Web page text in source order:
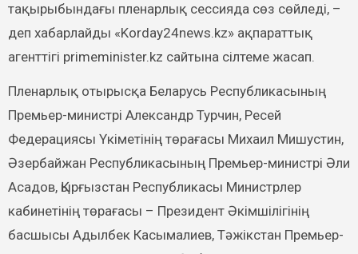
тақырыбындағы пленарлық сессияда сөз сөйледі, –
деп хабарлайды «Korday24news.kz» ақпараттық
агенттігі primeminister.kz сайтына сілтеме жасап.
Пленарлық отырысқа Беларусь Республикасының
Премьер-министрі Александр Турчин, Ресей
Федерациясы Үкіметінің төрағасы Михаил Мишустин,
Әзербайжан Республикасының Премьер-министрі Әли
Асадов, Қырғызстан Республикасы Министрлер
кабинетінің төрағасы – Президент Әкімшілігінің
басшысы Адылбек Касымалиев, Тәжікстан Премьер-